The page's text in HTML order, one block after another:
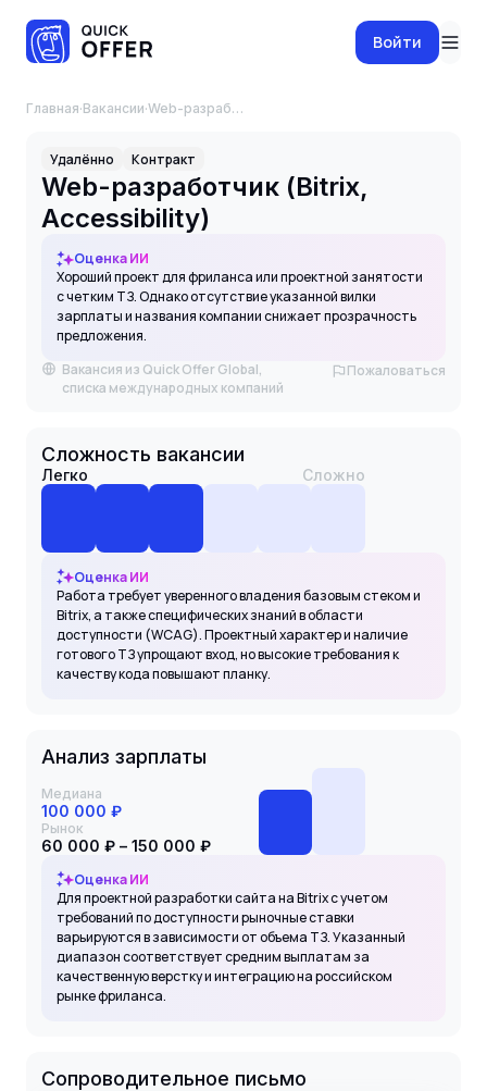
Войти
Главная·Вакансии· Web-разработчик (Bitrix, Accessibility)
Удалённо Контракт
Web-разработчик (Bitrix,
Accessibility)
Оценка ИИ
Хороший проект для фриланса или проектной занятости
с четким ТЗ. Однако отсутствие указанной вилки
зарплаты и названия компании снижает прозрачность
предложения.
Вакансия из Quick Offer Global,
списка международных компаний
Пожаловаться
Сложность вакансии
Легко Сложно
Оценка ИИ
Работа требует уверенного владения базовым стеком и
Bitrix, а также специфических знаний в области
доступности (WCAG). Проектный характер и наличие
готового ТЗ упрощают вход, но высокие требования к
качеству кода повышают планку.
Анализ зарплаты
Медиана
100 000 ₽
Рынок
60 000 ₽ – 150 000 ₽
Оценка ИИ
Для проектной разработки сайта на Bitrix с учетом
требований по доступности рыночные ставки
варьируются в зависимости от объема ТЗ. Указанный
диапазон соответствует средним выплатам за
качественную верстку и интеграцию на российском
рынке фриланса.
Сопроводительное письмо